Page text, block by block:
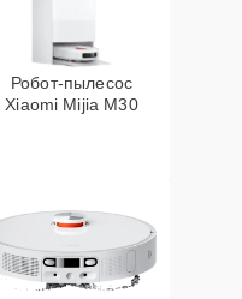
Робот-пылесос
Xiaomi Mijia M30